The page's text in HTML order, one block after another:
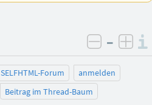
negativ
–
SELFHTML-Forum
anmelden
Beitrag im Thread-Baum